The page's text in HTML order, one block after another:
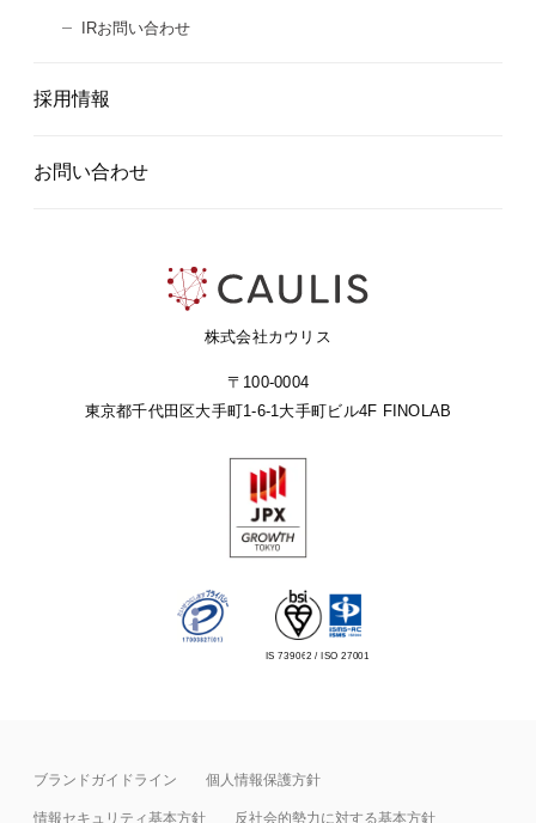
株式会社カウリス
〒100-0004
東京都千代田区大手町1-6-1大手町ビル4F FINOLAB
IRお問い合わせ
採用情報
お問い合わせ
IS 739062 / ISO 27001
ブランドガイドライン 個人情報保護方針
情報セキュリティ基本⽅針 反社会的勢力に対する基本方針